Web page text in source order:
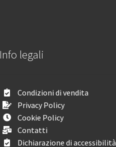
Info legali
Condizioni di vendita
Privacy Policy
Cookie Policy
Contatti
Dichiarazione di accessibilità